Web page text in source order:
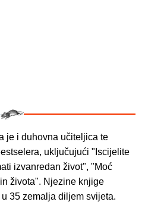
je i duhovna učiteljica te
uključujući "Iscijelite
izvanredan život", "Moć
života". Njezine knjige
35 zemalja diljem svijeta.